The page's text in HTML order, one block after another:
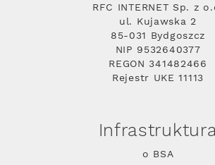
RFC INTERNET Sp. z
ul. Kujawska 2
85-031 Bydgoszcz
NIP 9532640377
REGON 341482466
Rejestr UKE 11113
o BSA